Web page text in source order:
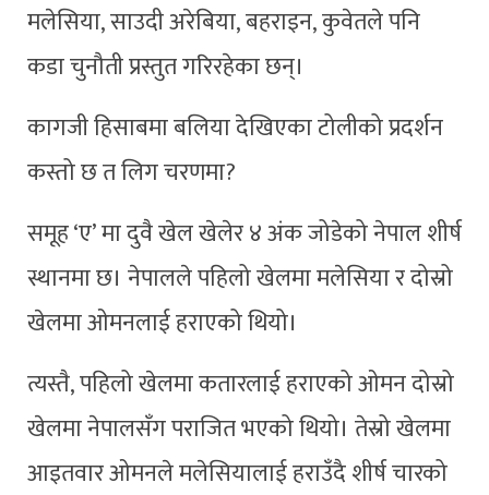
मलेसिया, साउदी अरेबिया, बहराइन, कुवेतले पनि
कडा चुनौती प्रस्तुत गरिरहेका छन्।
कागजी हिसाबमा बलिया देखिएका टोलीको प्रदर्शन
कस्तो छ त लिग चरणमा?
समूह ‘ए’ मा दुवै खेल खेलेर ४ अंक जोडेको नेपाल शीर्ष
स्थानमा छ। नेपालले पहिलो खेलमा मलेसिया र दोस्रो
खेलमा ओमनलाई हराएको थियो।
त्यस्तै, पहिलो खेलमा कतारलाई हराएको ओमन दोस्रो
खेलमा नेपालसँग पराजित भएको थियो। तेस्रो खेलमा
आइतवार ओमनले मलेसियालाई हराउँदै शीर्ष चारको